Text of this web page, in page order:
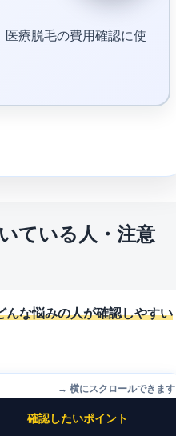
療脱毛の費用確認に使
ている人・注意
んな悩みの人が確認しやすい
→ 横にスクロールできます
確認したいポイント